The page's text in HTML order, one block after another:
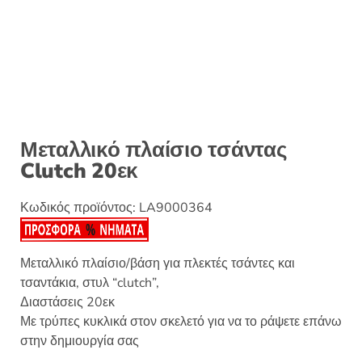
Μεταλλικό πλαίσιο τσάντας
Clutch 20εκ
Κωδικός προϊόντος: LA9000364
Μεταλλικό πλαίσιο/βάση για πλεκτές τσάντες και
τσαντάκια, στυλ “clutch”,
Διαστάσεις 20εκ
Με τρύπες κυκλικά στον σκελετό για να το ράψετε επάνω
στην δημιουργία σας